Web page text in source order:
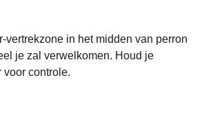
vertrekzone in het midden van perron
je zal verwelkomen. Houd je
voor controle.